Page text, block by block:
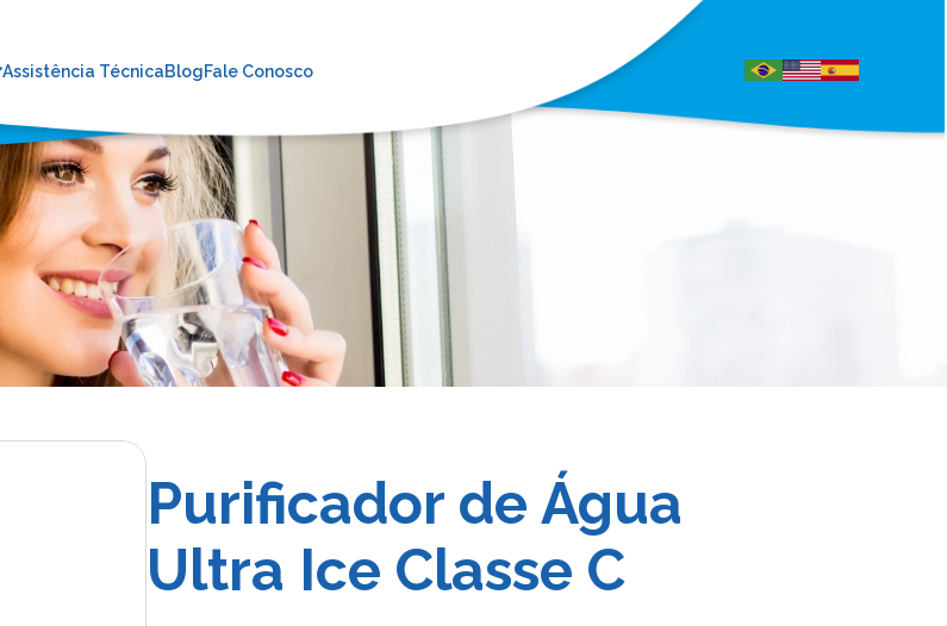
Assistência TécnicaBlogFale Conosco
Purificador de Água
Ultra Ice Classe C